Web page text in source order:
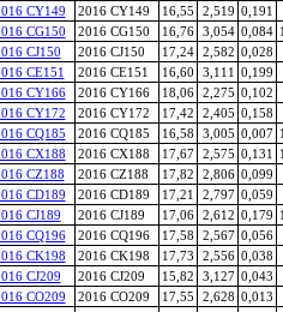
CY149
2016 CY149 16,55 2,519 0,191
CG150
2016 CG150 16,76 3,054 0,084
CJ150
2016 CJ150 17,24 2,582 0,028
CE151
2016 CE151 16,60 3,111 0,199
CY166
2016 CY166 18,06 2,275 0,102
CY172
2016 CY172 17,42 2,405 0,158
CQ185
2016 CQ185 16,58 3,005 0,007
CX188
2016 CX188 17,67 2,575 0,131
CZ188
2016 CZ188 17,82 2,806 0,099
CD189
2016 CD189 17,21 2,797 0,059
CJ189
2016 CJ189 17,06 2,612 0,179
CQ196
2016 CQ196 17,58 2,567 0,056
CK198
2016 CK198 17,73 2,556 0,038
CJ209
2016 CJ209 15,82 3,127 0,043
CO209
2016 CO209 17,55 2,628 0,013